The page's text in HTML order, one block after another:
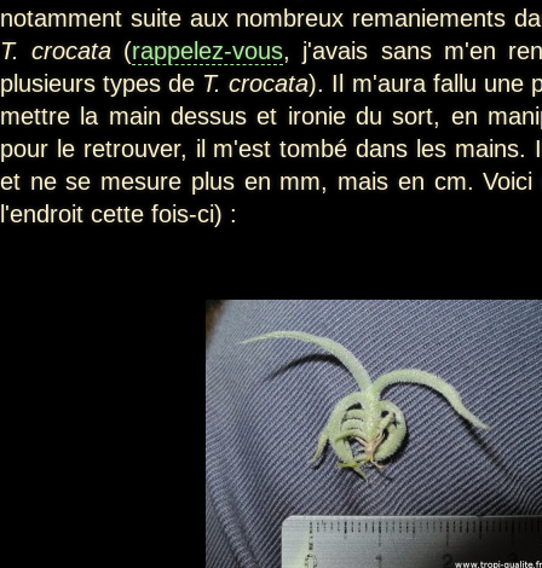
notamment suite aux nombreux remaniements
T. crocata (rappelez-vous, j'avais sans m'en
plusieurs types de T. crocata). Il m'aura fallu une
mettre la main dessus et ironie du sort, en
pour le retrouver, il m'est tombé dans les mains.
et ne se mesure plus en mm, mais en cm.
l'endroit cette fois-ci) :